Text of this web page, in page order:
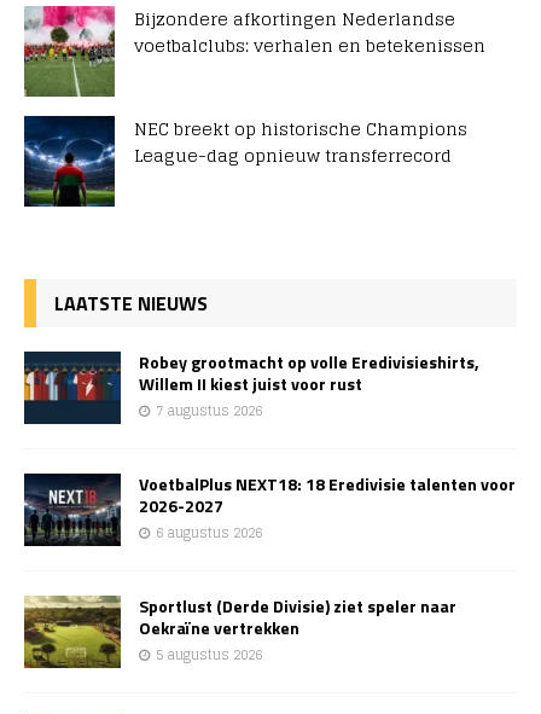
Bijzondere afkortingen Nederlandse
voetbalclubs: verhalen en betekenissen
NEC breekt op historische Champions
League-dag opnieuw transferrecord
LAATSTE NIEUWS
Robey grootmacht op volle Eredivisieshirts,
Willem II kiest juist voor rust
7 augustus 2026
VoetbalPlus NEXT18: 18 Eredivisie talenten voor
2026-2027
6 augustus 2026
Sportlust (Derde Divisie) ziet speler naar
Oekraïne vertrekken
5 augustus 2026